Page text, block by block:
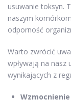
usuwanie toksyn.
naszym
odporność
Warto zwrócić
wpływają na nasz
wynikających z